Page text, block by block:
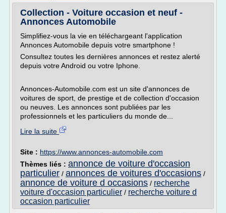
Collection - Voiture occasion et neuf -
Annonces Automobile
Simplifiez-vous la vie en téléchargeant l'application
Annonces Automobile depuis votre smartphone !
Consultez toutes les dernières annonces et restez alerté
depuis votre Android ou votre Iphone.
Annonces-Automobile.com est un site d'annonces de
voitures de sport, de prestige et de collection d'occasion
ou neuves. Les annonces sont publiées par les
professionnels et les particuliers du monde de...
Lire la suite
Site : https://www.annonces-automobile.com
Thèmes liés : annonce de voiture d'occasion
particulier / annonces de voitures d'occasions /
annonce de voiture d occasions / recherche
voiture d'occasion particulier / recherche voiture d
occasion particulier